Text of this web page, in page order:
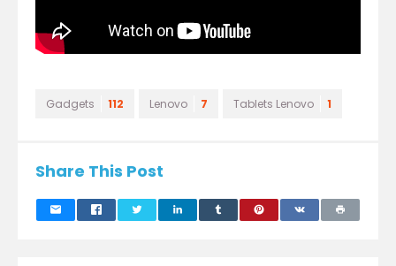
Gadgets 112 Lenovo 7 Tablets Lenovo 1
Share This Post